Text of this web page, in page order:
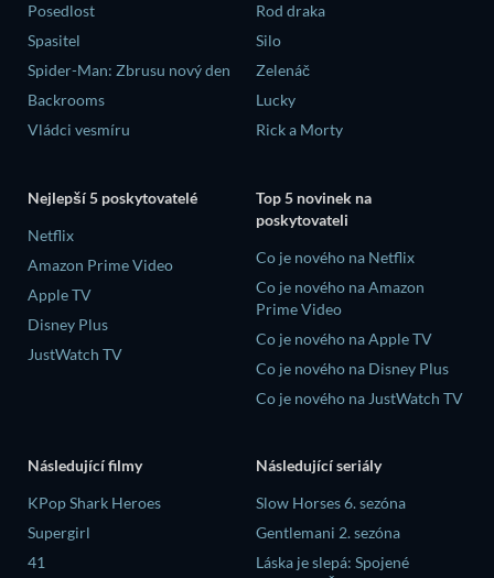
Posedlost
Spasitel
Spider-Man: Zbrusu nový den
Backrooms
Vládci vesmíru
Rod draka
Silo
Zelenáč
Lucky
Rick a Morty
Nejlepší 5 poskytovatelé
Netflix
Amazon Prime Video
Apple TV
Disney Plus
JustWatch TV
Top 5 novinek na
poskytovateli
Co je nového na Netflix
Co je nového na Amazon
Prime Video
Co je nového na Apple TV
Co je nového na Disney Plus
Co je nového na JustWatch TV
Následující filmy
KPop Shark Heroes
Supergirl
41
Následující seriály
Slow Horses 6. sezóna
Gentlemani 2. sezóna
Láska je slepá: Spojené